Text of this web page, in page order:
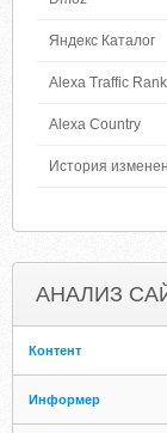
Яндекс Каталог
Alexa Traffic Rank
Alexa Country
История
АНАЛИЗ
Контент
Информер